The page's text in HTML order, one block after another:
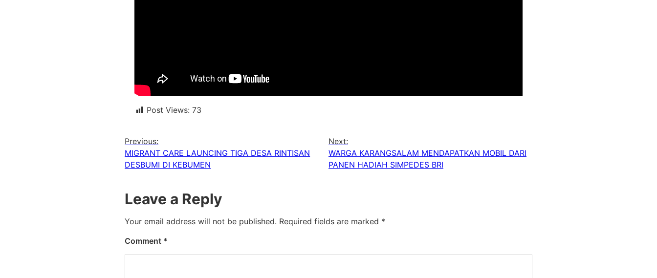
Post Views: 73
Previous:
MIGRANT CARE LAUNCING TIGA DESA RINTISAN
DESBUMI DI KEBUMEN
Next:
WARGA KARANGSALAM MENDAPATKAN MOBIL DARI
PANEN HADIAH SIMPEDES BRI
Leave a Reply
Your email address will not be published. Required fields are marked *
Comment *